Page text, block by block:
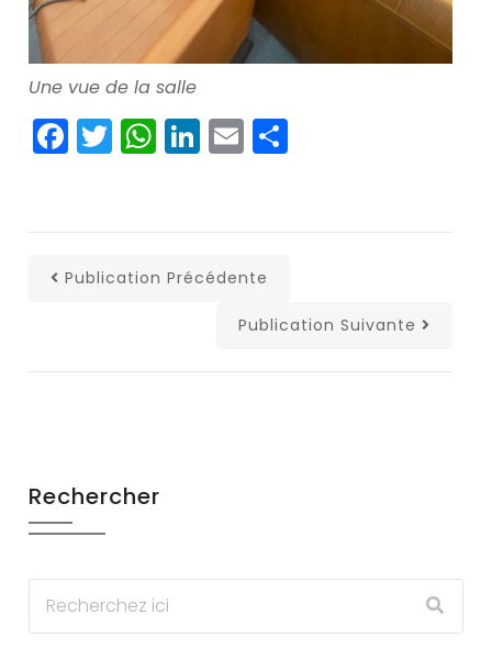
Une vue de la salle
Facebook
Twitter
WhatsApp
LinkedIn
Email
Publication Précédente
Publication Suivante
Rechercher